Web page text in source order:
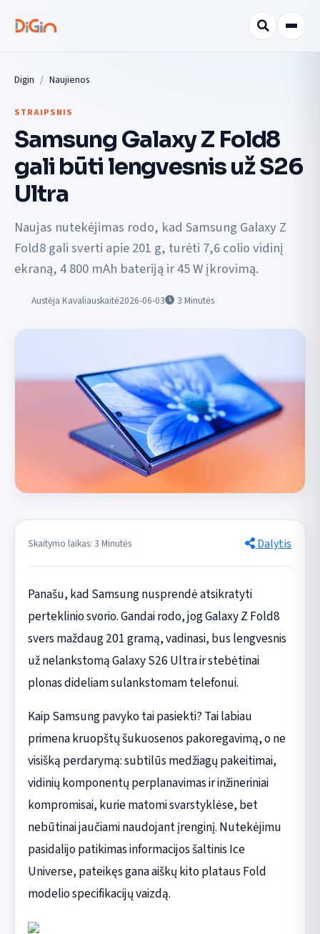
Digin Naujienos
STRAIPSNIS
Samsung Galaxy Z Fold8
gali būti lengvesnis už S26
Ultra
Naujas nutekėjimas rodo, kad Samsung Galaxy Z
Fold8 gali sverti apie 201 g, turėti 7,6 colio vidinį
ekraną, 4 800 mAh bateriją ir 45 W įkrovimą.
Austėja Kavaliauskaitė2026-06-03 3 Minutės
Skaitymo laikas: 3 Minutės Dalytis
Panašu, kad Samsung nusprendė atsikratyti
perteklinio svorio. Gandai rodo, jog Galaxy Z Fold8
svers maždaug 201 gramą, vadinasi, bus lengvesnis
už nelankstomą Galaxy S26 Ultra ir stebėtinai
plonas dideliam sulankstomam telefonui.
Kaip Samsung pavyko tai pasiekti? Tai labiau
primena kruopštų šukuosenos pakoregavimą, o ne
visišką perdarymą: subtilūs medžiagų pakeitimai,
vidinių komponentų perplanavimas ir inžineriniai
kompromisai, kurie matomi svarstyklėse, bet
nebūtinai jaučiami naudojant įrenginį. Nutekėjimu
pasidalijo patikimas informacijos šaltinis Ice
Universe, pateikęs gana aiškų kito plataus Fold
modelio specifikacijų vaizdą.